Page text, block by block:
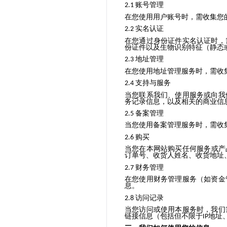
2.1 账号管理
在您使用用户账号时，需收集您
2.2 实名认证
在您通过身份证件实名认证时
份证件以及生物识别特征（静态
2.3 地址管理
在您使用地址管理服务时，需
2.4 支持与服务
当您联系我们、使用服务或向
务记录信息，以及相关的商业
2.5 备案管理
当您使用备案管理服务时，需收
2.6 购买
当您在本网站购买任何服务或
订单号、收货人姓名、收货地址
2.7 财务管理
在您使用 财务管理 服务（如资
息。
2.8 访问记录
当您访问或使用本 服务时，我
链接信息（包括但不限于IP地址